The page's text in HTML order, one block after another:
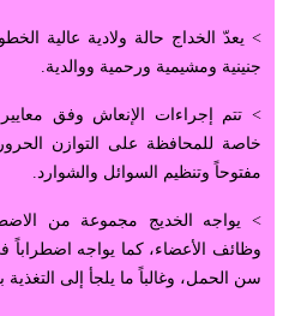
> يعدّ الخداج حالة ولادية عالية
جنينية ومشيمية ورحمية ووالدية.
> تتم إجراءات الإنعاش وفق
خاصة للمحافظة على التوازن
مفتوحاً وتنظيم السوائل والشوارد.
> يواجه الخديج مجموعة من
وظائف الأعضاء، كما يواجه اضطراباً
سن الحمل، وغالباً ما يلجأ إلى التغذية